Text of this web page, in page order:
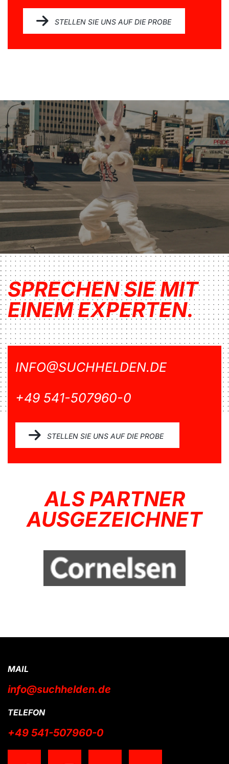
STELLEN SIE UNS AUF DIE PROBE
SPRECHEN SIE MIT
EINEM EXPERTEN.
INFO@SUCHHELDEN.DE
+49 541-507960-0
STELLEN SIE UNS AUF DIE PROBE
ALS PARTNER
AUSGEZEICHNET
MAIL
info@suchhelden.de
TELEFON
+49 541-507960-0